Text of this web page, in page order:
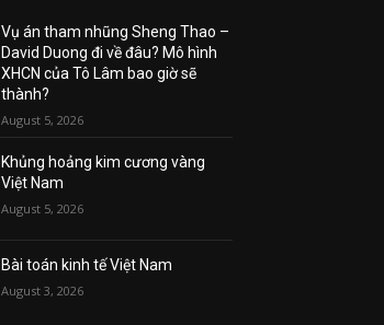
Vụ án tham nhũng Sheng Thao –
David Duong đi về đâu? Mô hình
XHCN của Tô Lâm bao giờ sẽ
thành?
August 5, 2026
Khủng hoảng kim cương vàng
Việt Nam
August 5, 2026
Bài toán kinh tế Việt Nam
August 3, 2026